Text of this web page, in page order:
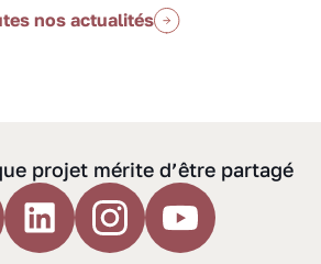
nos actualités
projet mérite d’être partagé